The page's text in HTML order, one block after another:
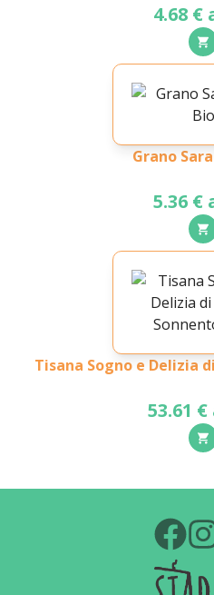
4.68 €
Grano
5.36 €
Tisana Sogno e Delizia
53.61